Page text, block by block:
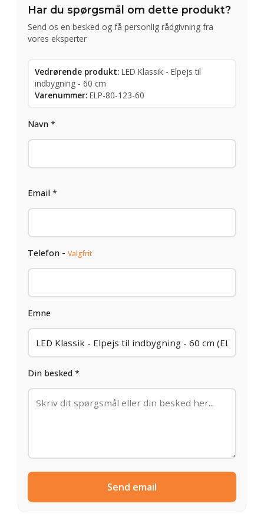
Har du spørgsmål om dette produkt?
Send os en besked og få personlig rådgivning fra
vores eksperter
Vedrørende produkt: LED Klassik - Elpejs til
indbygning - 60 cm
Varenummer: ELP-80-123-60
Navn *
Email *
Telefon - Valgfrit
Emne
Din besked *
Send email